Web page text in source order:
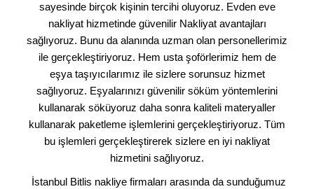
sayesinde birçok kişinin tercihi oluyoruz. Evden eve
nakliyat hizmetinde güvenilir Nakliyat avantajları
sağlıyoruz. Bunu da alanında uzman olan personellerimiz
ile gerçekleştiriyoruz. Hem usta şoförlerimiz hem de
eşya taşıyıcılarımız ile sizlere sorunsuz hizmet
sağlıyoruz. Eşyalarınızı güvenilir söküm yöntemlerini
kullanarak söküyoruz daha sonra kaliteli materyaller
kullanarak paketleme işlemlerini gerçekleştiriyoruz. Tüm
bu işlemleri gerçekleştirerek sizlere en iyi nakliyat
hizmetini sağlıyoruz.
İstanbul Bitlis nakliye firmaları arasında da sunduğumuz